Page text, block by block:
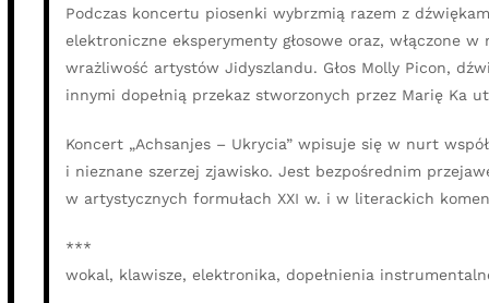
Podczas koncertu piosenki wybrzmią razem z
elektroniczne eksperymenty głosowe oraz, włączone
wrażliwość artystów Jidyszlandu. Głos Molly Picon,
innymi dopełnią przekaz stworzonych przez Marię Ka
Koncert „Achsanjes – Ukrycia” wpisuje się w nurt
i nieznane szerzej zjawisko. Jest bezpośrednim
w artystycznych formułach XXI w. i w literackich
***
wokal, klawisze, elektronika, dopełnienia